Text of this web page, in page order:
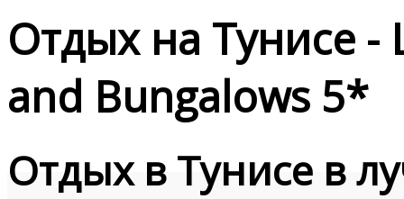
Отдых на Тунисе -
and Bungalows 5*
Отдых в Тунисе в